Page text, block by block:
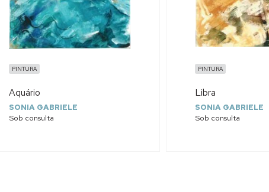
PINTURA
Aquário
SONIA GABRIELE
Sob consulta
PINTURA
Libra
SONIA GABRIELE
Sob consulta